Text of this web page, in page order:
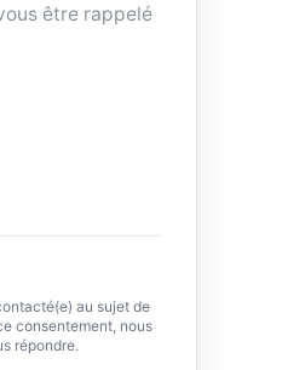
être rappelé
au sujet de
consentement, nous
répondre.